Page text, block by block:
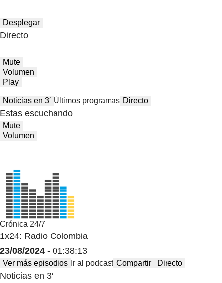
Desplegar
Directo
Mute
Volumen
Play
Noticias en 3′ Últimos programas Directo
Estas escuchando
Mute
Volumen
Crónica 24/7
1x24: Radio Colombia
23/08/2024 - 01:38:13
Ver más episodios Ir al podcast Compartir Directo
Noticias en 3′